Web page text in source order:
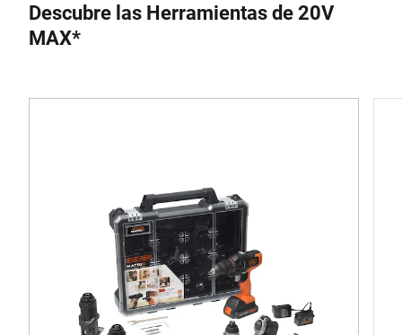
Descubre las Herramientas de 20V
MAX*